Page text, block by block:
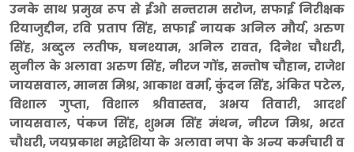
उनके साथ प्रमुख रूप से ईओ सन्तराम सरोज, सफाई निरीक्षक
रियाजुद्दीन, रवि प्रताप सिंह, सफाई नायक अनिल मौर्य, अरुण
सिंह, अब्दुल लतीफ, घनश्याम, अनिल रावत, दिनेश चौधरी,
सुनील के अलावा अरुण सिंह, नीरज गोंड, सन्तोष चौहान, राजेश
जायसवाल, मानस मिश्र, आकाश वर्मा, कुंदन सिंह, अंकित पटेल,
विशाल गुप्ता, विशाल श्रीवास्तव, अभय तिवारी, आदर्श
जायसवाल, पंकज सिंह, शुभम सिंह मंथन, नीरज मिश्र, भरत
चौधरी, जयप्रकाश मद्धेशिया के अलावा नपा के अन्य कर्मचारी व